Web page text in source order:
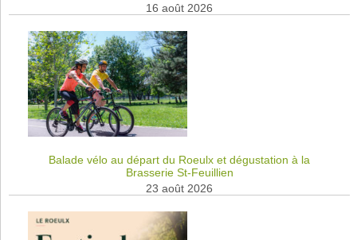
16 août 2026
Balade vélo au départ du Roeulx et dégustation à la
Brasserie St-Feuillien
23 août 2026